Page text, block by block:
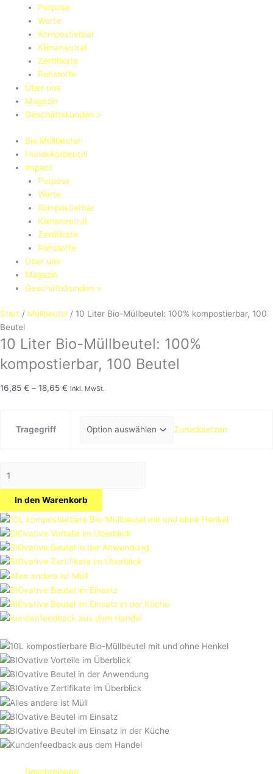
Purpose
Werte
Kompostierbar
Klimaneutral
Zertifikate
Rohstoffe
Über uns
Magazin
Geschäftskunden >
Bio Müllbeutel
Hundekotbeutel
Impact
Purpose
Werte
Kompostierbar
Klimaneutral
Zertifikate
Rohstoffe
Über uns
Magazin
Geschäftskunden >
Start / Müllbeutel / 10 Liter Bio-Müllbeutel: 100% kompostierbar, 100
Beutel
10 Liter Bio-Müllbeutel: 100%
kompostierbar, 100 Beutel
16,85 € – 18,65 € inkl. MwSt.
Tragegriff Zurücksetzen
In den Warenkorb
Beschreibung